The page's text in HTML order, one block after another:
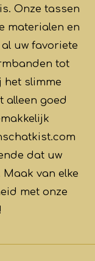
Onze tassen
materialen en
uw favoriete
tot
het slimme
alleen goed
dat uw
van elke
met onze